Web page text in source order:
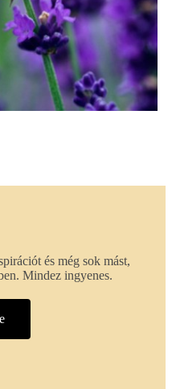
és még sok mást,
Mindez ingyenes.